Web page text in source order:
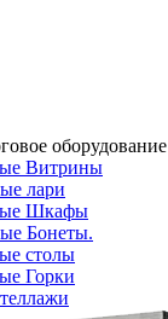
оборудование
Витрины
лари
Шкафы
Бонеты.
столы
Горки